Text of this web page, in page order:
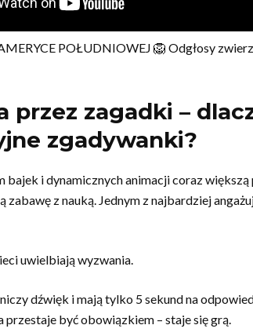
POŁUDNIOWEJ 🦁 Odgłosy
przez zagadki –
zgadywanki?
bajek i dynamicznych animacji coraz
zabawę z nauką. Jednym z najbardziej
uwielbiają wyzwania.
dźwięk i mają tylko 5 sekund na
przestaje być obowiązkiem – staje się grą.